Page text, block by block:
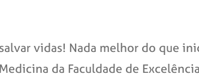
vidas! Nada melhor do que
da Faculdade de